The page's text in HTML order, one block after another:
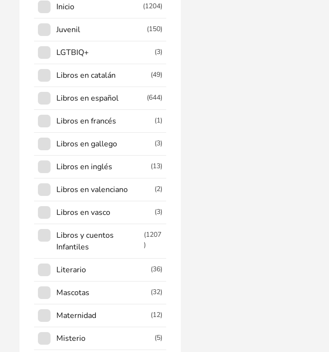
Inicio (1204)
Juvenil (150)
LGTBIQ+ (3)
Libros en catalán (49)
Libros en español (644)
Libros en francés (1)
Libros en gallego (3)
Libros en inglés (13)
Libros en valenciano (2)
Libros en vasco (3)
Libros y cuentos
Infantiles
(1207
)
Literario (36)
Mascotas (32)
Maternidad (12)
Misterio (5)